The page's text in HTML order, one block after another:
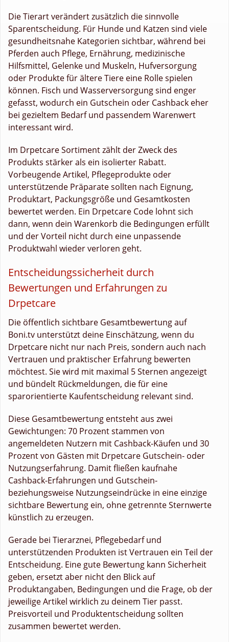
Die Tierart verändert zusätzlich die sinnvolle
Sparentscheidung. Für Hunde und Katzen sind viele
gesundheitsnahe Kategorien sichtbar, während bei
Pferden auch Pflege, Ernährung, medizinische
Hilfsmittel, Gelenke und Muskeln, Hufversorgung
oder Produkte für ältere Tiere eine Rolle spielen
können. Fisch und Wasserversorgung sind enger
gefasst, wodurch ein Gutschein oder Cashback eher
bei gezieltem Bedarf und passendem Warenwert
interessant wird.
Im Drpetcare Sortiment zählt der Zweck des
Produkts stärker als ein isolierter Rabatt.
Vorbeugende Artikel, Pflegeprodukte oder
unterstützende Präparate sollten nach Eignung,
Produktart, Packungsgröße und Gesamtkosten
bewertet werden. Ein Drpetcare Code lohnt sich
dann, wenn dein Warenkorb die Bedingungen erfüllt
und der Vorteil nicht durch eine unpassende
Produktwahl wieder verloren geht.
Entscheidungssicherheit durch
Bewertungen und Erfahrungen zu
Drpetcare
Die öffentlich sichtbare Gesamtbewertung auf
Boni.tv unterstützt deine Einschätzung, wenn du
Drpetcare nicht nur nach Preis, sondern auch nach
Vertrauen und praktischer Erfahrung bewerten
möchtest. Sie wird mit maximal 5 Sternen angezeigt
und bündelt Rückmeldungen, die für eine
sparorientierte Kaufentscheidung relevant sind.
Diese Gesamtbewertung entsteht aus zwei
Gewichtungen: 70 Prozent stammen von
angemeldeten Nutzern mit Cashback-Käufen und 30
Prozent von Gästen mit Drpetcare Gutschein- oder
Nutzungserfahrung. Damit fließen kaufnahe
Cashback-Erfahrungen und Gutschein-
beziehungsweise Nutzungseindrücke in eine einzige
sichtbare Bewertung ein, ohne getrennte Sternwerte
künstlich zu erzeugen.
Gerade bei Tierarznei, Pflegebedarf und
unterstützenden Produkten ist Vertrauen ein Teil der
Entscheidung. Eine gute Bewertung kann Sicherheit
geben, ersetzt aber nicht den Blick auf
Produktangaben, Bedingungen und die Frage, ob der
jeweilige Artikel wirklich zu deinem Tier passt.
Preisvorteil und Produktentscheidung sollten
zusammen bewertet werden.